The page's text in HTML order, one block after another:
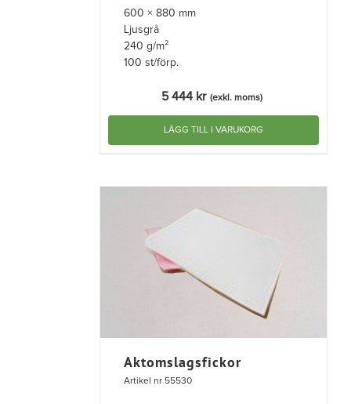
600 × 880 mm
Ljusgrå
240 g/m²
100 st/förp.
5 444 kr (exkl. moms)
LÄGG TILL I VARUKORG
Aktomslagsfickor
Artikel nr 55530